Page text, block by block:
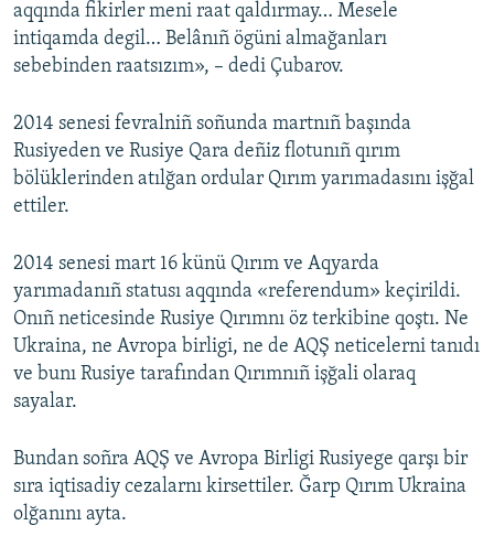
aqqında fikirler meni raat qaldırmay… Mesele
intiqamda degil… Belânıñ ögüni almağanları
sebebinden raatsızım», – dedi Çubarov.
2014 senesi fevralniñ soñunda martnıñ başında
Rusiyeden ve Rusiye Qara deñiz flotunıñ qırım
bölüklerinden atılğan ordular Qırım yarımadasını işğal
ettiler.
2014 senesi mart 16 künü Qırım ve Aqyarda
yarımadanıñ statusı aqqında «referendum» keçirildi.
Onıñ neticesinde Rusiye Qırımnı öz terkibine qoştı. Ne
Ukraina, ne Avropa birligi, ne de AQŞ neticelerni tanıdı
ve bunı Rusiye tarafından Qırımnıñ işğali olaraq
sayalar.
Bundan soñra AQŞ ve Avropa Birligi Rusiyege qarşı bir
sıra iqtisadiy cezalarnı kirsettiler. Ğarp Qırım Ukraina
olğanını ayta.